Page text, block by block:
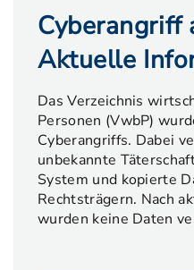
Cyberangriff
Aktuelle
Das Verzeichnis
Personen (VwbP)
Cyberangriffs. Dabei
unbekannte
System und kopierte
Rechtsträgern. Nach
wurden keine Daten